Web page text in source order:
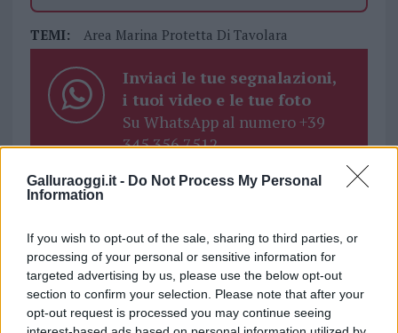
Galluraoggi.it - Do Not Process My Personal
Information
If you wish to opt-out of the sale, sharing to third parties, or
processing of your personal or sensitive information for
targeted advertising by us, please use the below opt-out
section to confirm your selection. Please note that after your
opt-out request is processed you may continue seeing
TEMI: Area Marina Protetta Di Tavolara
Inviaci le tue segnalazioni,
i tuoi video e le tue foto
Su WhatsApp al numero +39
345 356 7512
Notizie in tempo reale?
Entra nel canale telegram di
GalluraOggi.it